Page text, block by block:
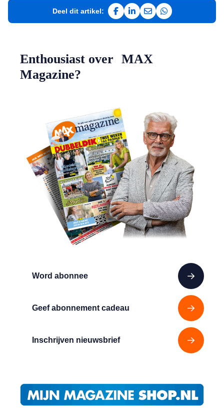
Deel dit artikel:
Deel op Facebook
Deel op LinkedIn
Deel via e-mail
Deel via
Word abonnee
Geef abonnement cadeau
Inschrijven nieuwsbrief
Enthousiast over MAX
Magazine?